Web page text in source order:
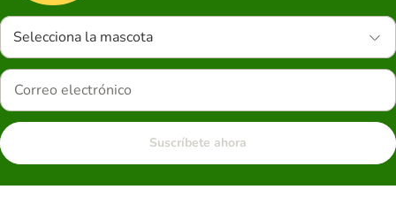
Selecciona la mascota
Suscríbete ahora